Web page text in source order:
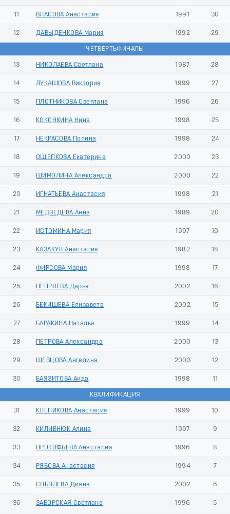
11 ВЛАСОВА Анастасия 1991 30
12 ДАВЫДЕНКОВА Мария 1992 29
ЧЕТВЕРТЬФИНАЛЫ
13 НИКОЛАЕВА Светлана 1987 28
14 ЛУКАШОВА Виктория 1999 27
15 ПЛОТНИКОВА Светлана 1996 26
16 КОКОНКИНА Нина 1998 25
17 НЕКРАСОВА Полина 1998 24
18 ОЩЕПКОВА Екатерина 2000 23
19 ШИМОЛИНА Александра 2000 22
20 ИГНАТЬЕВА Анастасия 1998 21
21 МЕДВЕДЕВА Анна 1989 20
22 ИСТОМИНА Мария 1997 19
23 КАЗАКУЛ Анастасия 1982 18
24 ФИРСОВА Мария 1998 17
25 НЕПРЯЕВА Дарья 2002 16
26 БЕКИШЕВА Елизавета 2002 15
27 БАРАКИНА Наталья 1999 14
28 ПЕТРОВА Александра 2000 13
29 ШЕВЦОВА Ангелина 2003 12
30 БАЯЗИТОВА Аида 1998 11
КВАЛИФИКАЦИЯ
31 КЛЕПИКОВА Анастасия 1999 10
32 КИЛИВНЮК Алина 1997 9
33 ПРОКОФЬЕВА Анастасия 1996 8
34 РЯБОВА Анастасия 1994 7
35 СОБОЛЕВА Диана 2002 6
36 ЗАБОРСКАЯ Светлана 1996 5